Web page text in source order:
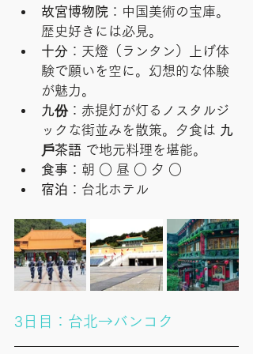
故宮博物院 ：中国美術の宝庫。
歴史好きには必見。
十分 ：天燈（ランタン）上げ体
験で願いを空に。幻想的な体験
が魅力。
九份：赤提灯が灯るノスタルジ
ックな街並みを散策。夕食は 九
戶茶語 で地元料理を堪能。
食事 ：朝 ○ 昼 ○ 夕 ○
宿泊 ：台北ホテル
3日目：台北→バンコク